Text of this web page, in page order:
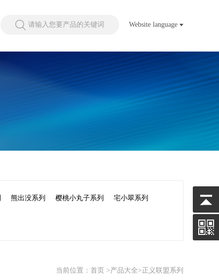
请输入您要产品的关键词 Website language
熊出没系列 樱桃小丸子系列 宅小翠系列
当前位置： 首页 >产品大全>正义联盟系列